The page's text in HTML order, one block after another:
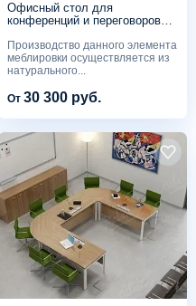
Офисный стол для
конференций и переговоров
Производство данного элемента
меблировки осуществляется из
натурального...
От 30 300 руб.